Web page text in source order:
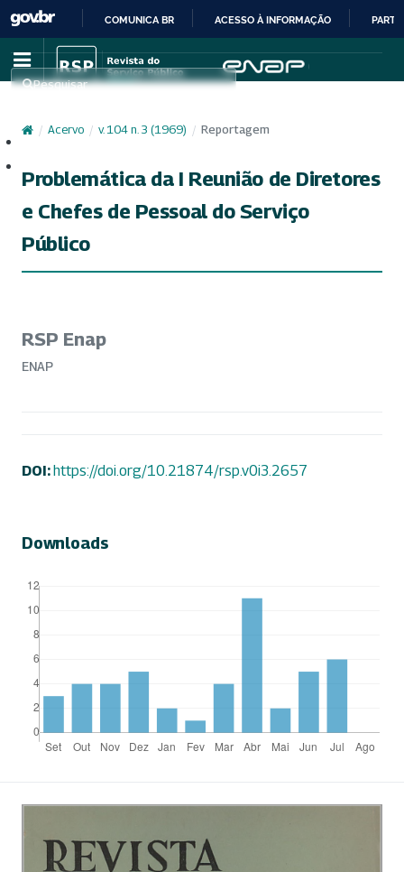
IR
PARA
CONTEÚDO
COMUNICA BR ACESSO À INFORMAÇÃO
Pesquisar
/ Acervo / v. 104 n. 3 (1969) / Reportagem
Problemática da I Reunião de Diretores
e Chefes de Pessoal do Serviço
Público
RSP Enap
ENAP
DOI:https://doi.org/10.21874/rsp.v0i3.2657
Downloads